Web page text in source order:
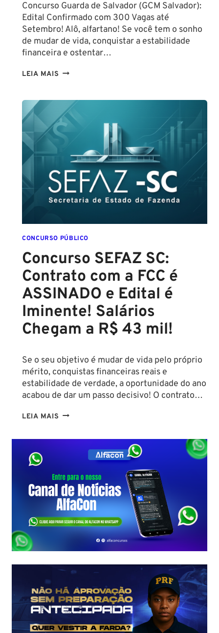
Concurso Guarda de Salvador (GCM Salvador):
Edital Confirmado com 300 Vagas até
Setembro! Alô, alfartano! Se você tem o sonho
de mudar de vida, conquistar a estabilidade
financeira e ostentar…
LEIA MAIS CONCURSO
SALVADOR
(GCM
SALVADOR):
CONFIRMADO
PARA
SETEMBRO!
CONCURSO PÚBLICO
Concurso SEFAZ SC:
Contrato com a FCC é
ASSINADO e Edital é
Iminente! Salários
Chegam a R$ 43 mil!
Se o seu objetivo é mudar de vida pelo próprio
mérito, conquistas financeiras reais e
estabilidade de verdade, a oportunidade do ano
acabou de dar um passo decisivo! O contrato…
LEIA MAIS CONCURSO
SC:
CONTRATO
A
FCC
É
ASSINADO
E
EDITAL
SALÁRIOS
A
R$
43
MIL!